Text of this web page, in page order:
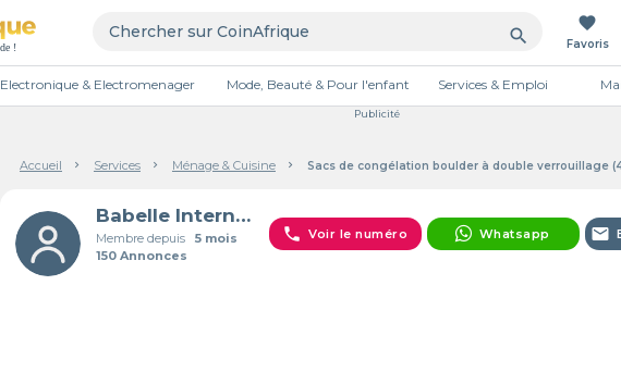
search
favorite
Favoris
Electronique & Electromenager Mode, Beauté & Pour l'enfant Services & Emploi
Publicité
Accueil Services Ménage & Cuisine Sacs de congélation boulder à double verrouillage
Babelle International
Membre depuis5 mois
150 Annonces
phone Voir le numéro Whatsapp email